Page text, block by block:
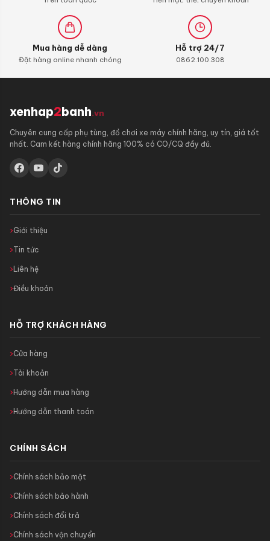
Mua hàng dễ dàng
Đặt hàng online nhanh chóng
Hỗ trợ 24/7
0862.100.308
xenhap2banh.vn
Chuyên cung cấp phụ tùng, đồ chơi xe máy chính hãng, uy tín, giá tốt
nhất. Cam kết hàng chính hãng 100% có CO/CQ đầy đủ.
THÔNG TIN
Giới thiệu
Tin tức
Liên hệ
Điều khoản
HỖ TRỢ KHÁCH HÀNG
Cửa hàng
Tài khoản
Hướng dẫn mua hàng
Hướng dẫn thanh toán
CHÍNH SÁCH
Chính sách bảo mật
Chính sách bảo hành
Chính sách đổi trả
Chính sách vận chuyển